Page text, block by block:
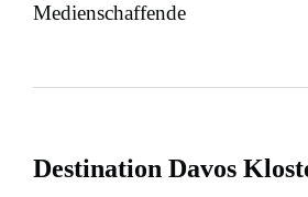
Medienschaffende
Destination Davos